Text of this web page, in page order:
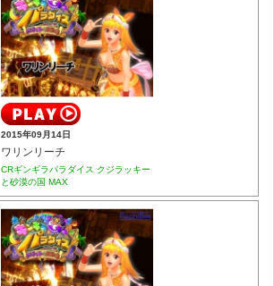
2015年09月14日
ワリンリーチ
CRギンギラパラダイス クジラッキー
と砂漠の国 MAX